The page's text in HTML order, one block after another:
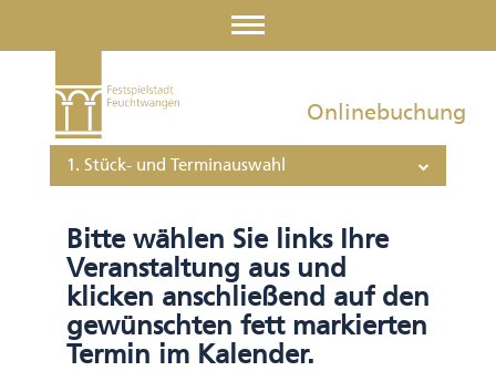
Onlinebuchung
1. Stück- und Terminauswahl
Bitte wählen Sie links Ihre
Veranstaltung aus und
klicken anschließend auf den
gewünschten fett markierten
Termin im Kalender.